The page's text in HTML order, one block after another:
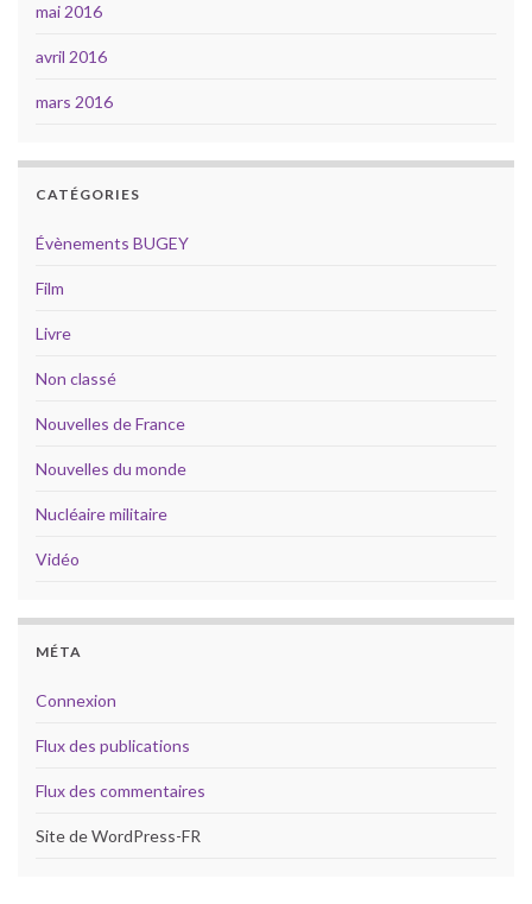
mai 2016
avril 2016
mars 2016
CATÉGORIES
Évènements BUGEY
Film
Livre
Non classé
Nouvelles de France
Nouvelles du monde
Nucléaire militaire
Vidéo
MÉTA
Connexion
Flux des publications
Flux des commentaires
Site de WordPress-FR